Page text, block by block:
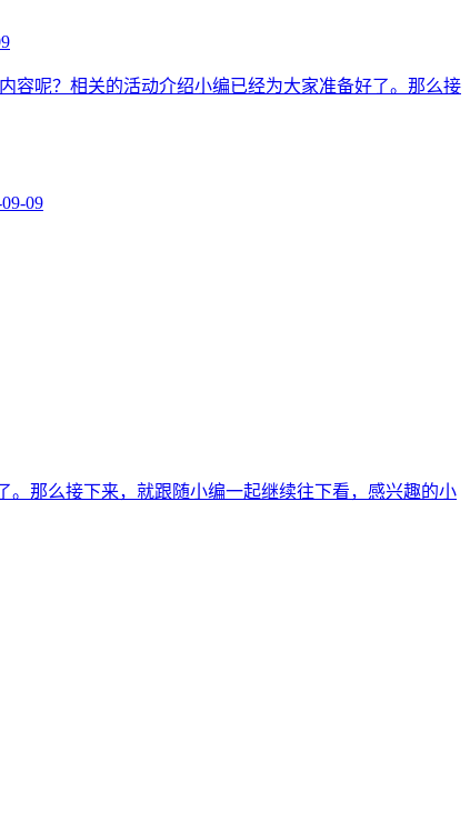
容呢？相关的活动介绍小编已经为大家准备好了。那么接
09
。那么接下来，就跟随小编一起继续往下看，感兴趣的小